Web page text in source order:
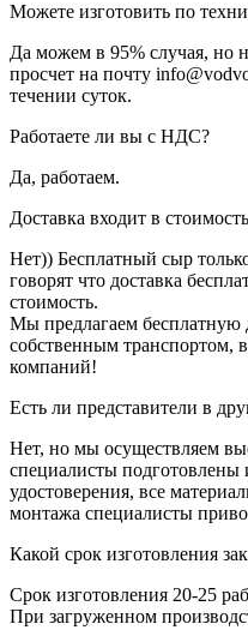
Можете изготовить по
Да можем в 95% случая, но
просчет на почту
течении суток.
Работаете ли вы с НДС?
Да, работаем.
Доставка входит в
Нет)) Бесплатный сыр
говорят что доставка
стоимость.
Мы предлагаем бесплатную
собственным транспортом,
компаний!
Есть ли представители в
Нет, но мы осуществляем
специалисты
удостоверения, все
монтажа специалисты
Какой срок изготовления
Срок изготовления 20-25
При загруженном